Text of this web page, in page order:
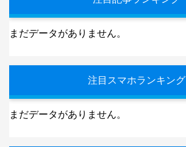
まだデータがありません。
注目スマホランキング
まだデータがありません。